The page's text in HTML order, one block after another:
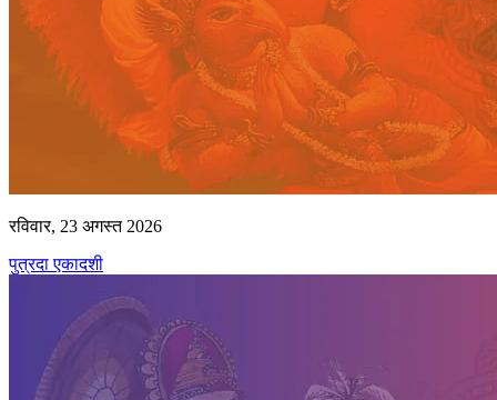
रविवार, 23 अगस्त 2026
पुत्रदा एकादशी